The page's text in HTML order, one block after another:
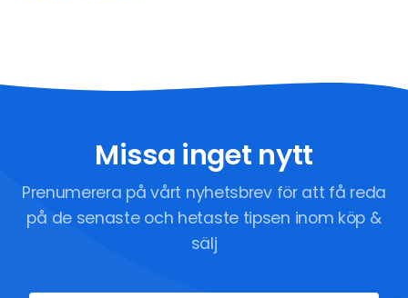
Missa inget nytt
Prenumerera på vårt nyhetsbrev för att få reda
på de senaste och hetaste tipsen inom köp &
sälj